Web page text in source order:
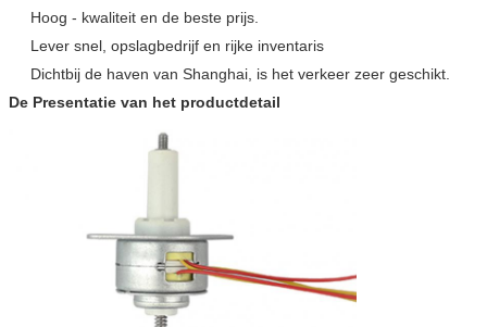
lood wrie
UL 1061 AWG26
OEM & ODM Srvice
Beschikbaar
Hoog - kwaliteit en de beste prijs.
Lever snel, opslagbedrijf en rijke inventaris
Dichtbij de haven van Shanghai, is het verkeer zeer geschikt.
De Presentatie van het productdetail